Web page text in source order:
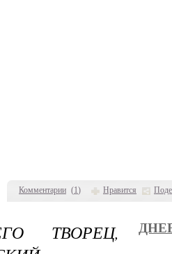
Комментарии (1) Нравится
ТВОРЕЦ,